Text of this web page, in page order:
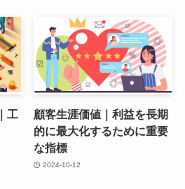
工
顧客生涯価値｜利益を長期
的に最大化するために重要
な指標
2024-10-12